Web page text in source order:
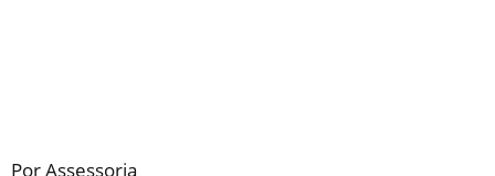
Por Assessoria